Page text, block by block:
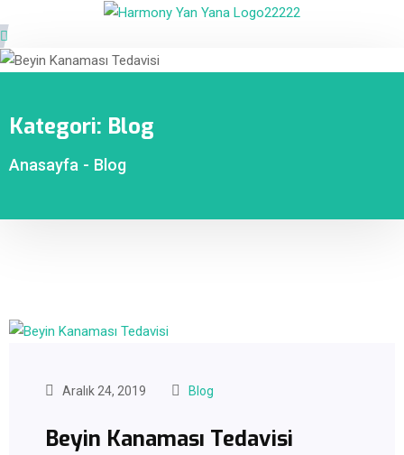
Kategori: Blog
Anasayfa - Blog
Aralık 24, 2019 Blog
Beyin Kanaması Tedavisi